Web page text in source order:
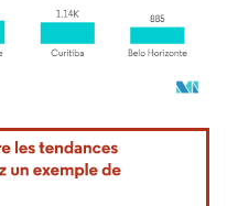
une attribution sous CC BY